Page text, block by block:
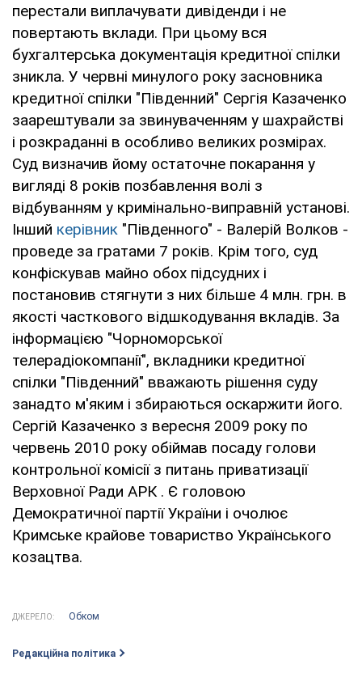
перестали виплачувати дивіденди і не
повертають вклади. При цьому вся
бухгалтерська документація кредитної спілки
зникла. У червні минулого року засновника
кредитної спілки "Південний" Сергія Казаченко
заарештували за звинуваченням у шахрайстві
і розкраданні в особливо великих розмірах.
Суд визначив йому остаточне покарання у
вигляді 8 років позбавлення волі з
відбуванням у кримінально-виправній установі.
Інший керівник "Південного" - Валерій Волков -
проведе за гратами 7 років. Крім того, суд
конфіскував майно обох підсудних і
постановив стягнути з них більше 4 млн. грн. в
якості часткового відшкодування вкладів. За
інформацією "Чорноморської
телерадіокомпанії", вкладники кредитної
спілки "Південний" вважають рішення суду
занадто м'яким і збираються оскаржити його.
Сергій Казаченко з вересня 2009 року по
червень 2010 року обіймав посаду голови
контрольної комісії з питань приватизації
Верховної Ради АРК . Є головою
Демократичної партії України і очолює
Кримське крайове товариство Українського
козацтва.
ДЖЕРЕЛО: Обком
Редакційна політика